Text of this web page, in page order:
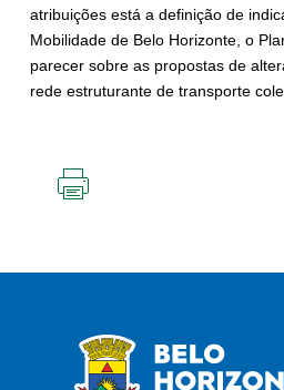
atribuições está a definição de
Mobilidade de Belo Horizonte, o
parecer sobre as propostas de
rede estruturante de transporte